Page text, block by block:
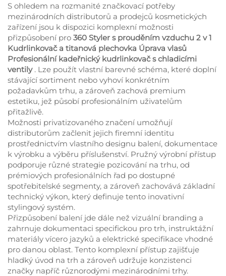
S ohledem na rozmanité značkovací potřeby
mezinárodních distributorů a prodejců kosmetických
zařízení jsou k dispozici komplexní možnosti
přizpůsobení pro 360 Styler s prouděním vzduchu 2 v 1
Kudrlinkovač a titanová plechovka Úprava vlasů
Profesionální kadeřnický kudrlinkovač s chladicími
ventily . Lze použít vlastní barevné schéma, které doplní
stávající sortiment nebo vyhoví konkrétním
požadavkům trhu, a zároveň zachová premium
estetiku, jež působí profesionálním uživatelům
přitažlivě.
Možnosti privatizovaného značení umožňují
distributorům začlenit jejich firemní identitu
prostřednictvím vlastního designu balení, dokumentace
k výrobku a výběru příslušenství. Pružný výrobní přístup
podporuje různé strategie pozicování na trhu, od
prémiových profesionálních řad po dostupné
spotřebitelské segmenty, a zároveň zachovává základní
technický výkon, který definuje tento inovativní
stylingový systém.
Přizpůsobení balení jde dále než vizuální branding a
zahrnuje dokumentaci specifickou pro trh, instruktážní
materiály vícero jazyků a elektrické specifikace vhodné
pro danou oblast. Tento komplexní přístup zajišťuje
hladký úvod na trh a zároveň udržuje konzistenci
značky napříč různorodými mezinárodními trhy.